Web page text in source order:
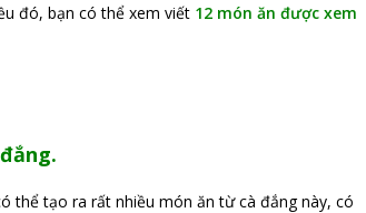
đó, bạn có thể xem viết 12 món ăn được xem
thể tạo ra rất nhiều món ăn từ cà đắng này, có